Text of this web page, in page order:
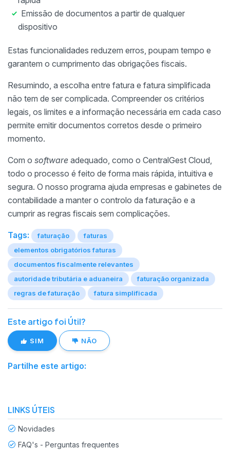
Emissão de documentos a partir de qualquer
dispositivo
Estas funcionalidades reduzem erros, poupam tempo e
garantem o cumprimento das obrigações fiscais.
Resumindo, a escolha entre fatura e fatura simplificada
não tem de ser complicada. Compreender os critérios
legais, os limites e a informação necessária em cada caso
permite emitir documentos corretos desde o primeiro
momento.
Com o software adequado, como o CentralGest Cloud,
todo o processo é feito de forma mais rápida, intuitiva e
segura. O nosso programa ajuda empresas e gabinetes de
contabilidade a manter o controlo da faturação e a
cumprir as regras fiscais sem complicações.
Tags: faturação
faturas
elementos obrigatórios faturas
documentos fiscalmente relevantes
autoridade tributária e aduaneira
faturação organizada
regras de faturação
fatura simplificada
Este artigo foi Útil?
SIM NÃO
Partilhe este artigo:
LINKS ÚTEIS
Novidades
FAQ's - Perguntas frequentes